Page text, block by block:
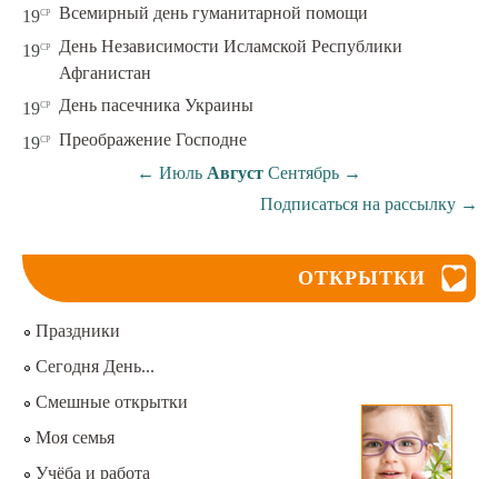
19ср Всемирный день гуманитарной помощи
19ср
День Независимости Исламской Республики
Афганистан
19ср День пасечника Украины
19ср Преображение Господне
← Июль Август Сентябрь →
Подписаться на рассылку →
ОТКРЫТКИ
Праздники
Сегодня День...
Смешные открытки
Моя семья
Учёба и работа